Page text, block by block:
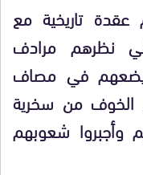
عقدة تاريخية مع
نظرهم مرادف
يضعهم في مصاف
الخوف من سخرية
وأجبروا شعوبهم